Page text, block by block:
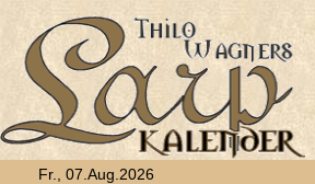
Fr., 07.Aug.2026